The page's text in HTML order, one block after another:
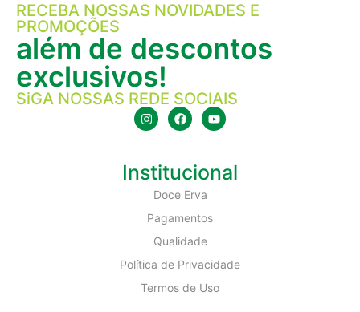
RECEBA NOSSAS NOVIDADES E
PROMOÇÕES
além de descontos
exclusivos!
SiGA NOSSAS REDE SOCIAIS
Institucional
Doce Erva
Pagamentos
Qualidade
Política de Privacidade
Termos de Uso